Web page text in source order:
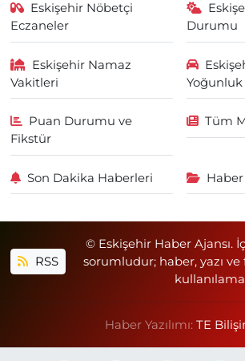
Eskişehir Nöbetçi
Eczaneler
Durumu
Eskişehir Namaz
Vakitleri
Yoğunluk
Puan Durumu ve
Fikstür
Tüm
Son Dakika Haberleri
RSS
© Eskişehir Haber Ajansı.
sorumludur; haber, yazı
Haber Yazılımı: TE